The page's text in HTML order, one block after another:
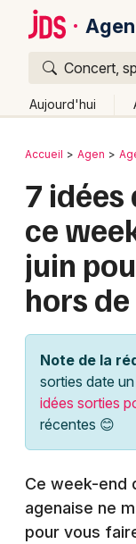
Agen
Concert,
Aujourd'hui
Publier un
Grands
Activité &
Manifestations
Foires &
Spectacles
Concerts
Sports
Bordeaux
Colmar
Lille
Lyon
Marseille
Mulhouse
Montpellier
Nice
Paris
Retour
Accueil Agen
7 idées
ce
juin
hors
Note de la
sorties date
idées sorties
récentes 😊
Ce week-end
agenaise ne
pour vous
Quoi ?
Où ?
Partout
Près de
Quand ?
Aujourd'hui